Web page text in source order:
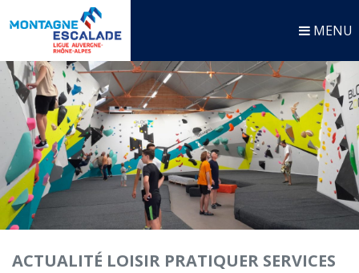
MENU
ACTUALITÉ LOISIR PRATIQUER SERVICES